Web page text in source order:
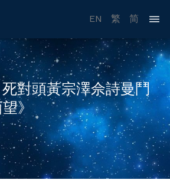
EN 繁 简
對頭黃宗澤佘詩曼鬥
》